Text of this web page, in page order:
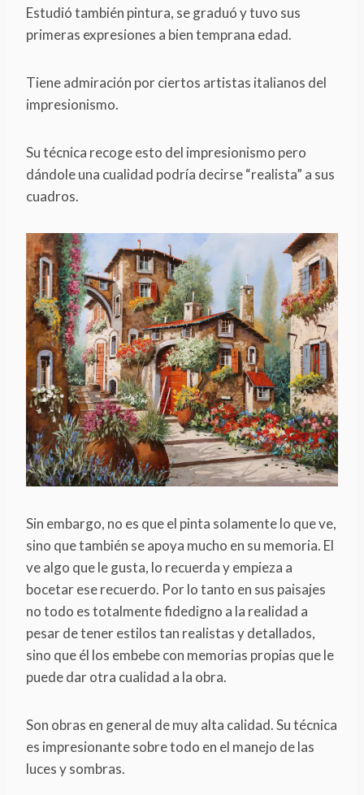
Estudió también pintura, se graduó y tuvo sus
primeras expresiones a bien temprana edad.
Tiene admiración por ciertos artistas italianos del
impresionismo.
Su técnica recoge esto del impresionismo pero
dándole una cualidad podría decirse “realista” a sus
cuadros.
Sin embargo, no es que el pinta solamente lo que ve,
sino que también se apoya mucho en su memoria. El
ve algo que le gusta, lo recuerda y empieza a
bocetar ese recuerdo. Por lo tanto en sus paisajes
no todo es totalmente fidedigno a la realidad a
pesar de tener estilos tan realistas y detallados,
sino que él los embebe con memorias propias que le
puede dar otra cualidad a la obra.
Son obras en general de muy alta calidad. Su técnica
es impresionante sobre todo en el manejo de las
luces y sombras.